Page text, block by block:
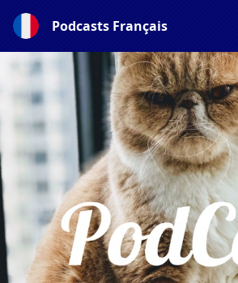
Podcasts Français